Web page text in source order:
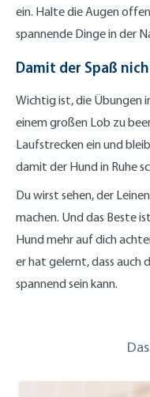
ein. Halte die Augen
spannende Dinge in der
Damit der Spaß
Wichtig ist, die Übungen
einem großen Lob zu
Laufstrecken ein und
damit der Hund in Ruhe
Du wirst sehen, der
machen. Und das Beste
Hund mehr auf dich
er hat gelernt, dass auch
spannend sein kann.